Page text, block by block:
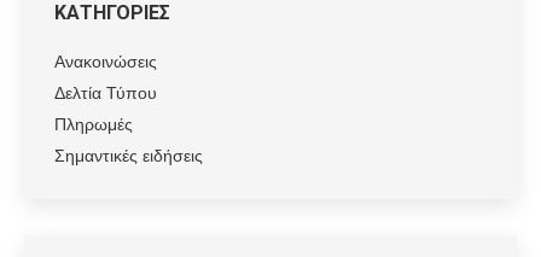
ΚΑΤΗΓΟΡΙΕΣ
Ανακοινώσεις
Δελτία Τύπου
Πληρωμές
Σημαντικές ειδήσεις